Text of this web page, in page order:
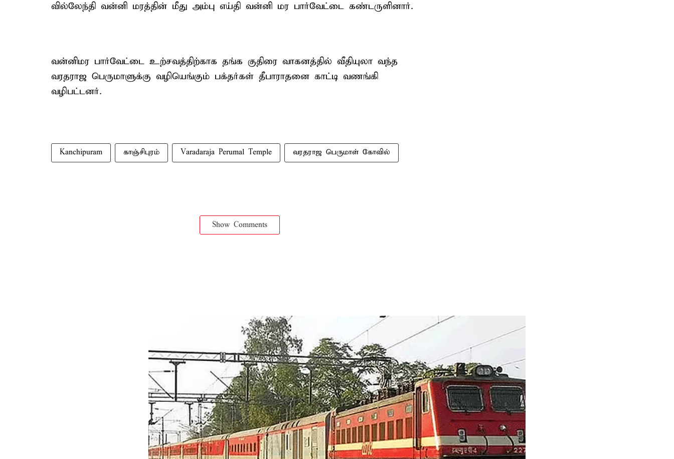
வில்லேந்தி வன்னி மரத்தின் மீது அம்பு எய்தி வன்னி மர பார்வேட்டை கண்டருளினார்.
வன்னிமர பார்வேட்டை உற்சவத்திற்காக தங்க குதிரை வாகனத்தில் வீதியுலா வந்த
வரதராஜ பெருமாளுக்கு வழியெங்கும் பக்தர்கள் தீபாராதனை காட்டி வணங்கி
வழிபட்டனர்.
Kanchipuram காஞ்சிபுரம் Varadaraja Perumal Temple வரதராஜ பெருமாள் கோவில்
Show Comments